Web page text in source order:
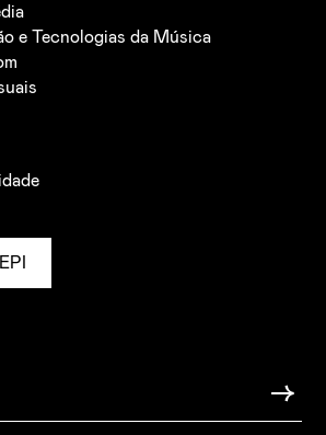
e Tecnologias da Música